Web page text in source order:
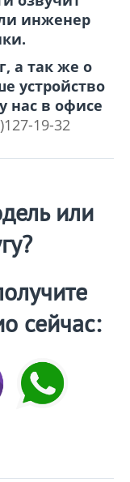
инженер
а так же о
устройство
нас в офисе
19-32
или
сейчас: